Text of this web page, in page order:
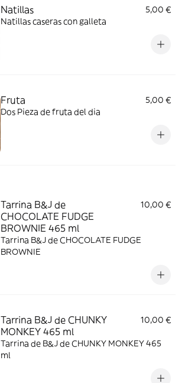
Natillas
5,00 €
Natillas caseras con galleta
Fruta
5,00 €
Dos Pieza de fruta del dia
Tarrina B&J de
CHOCOLATE FUDGE
BROWNIE 465 ml
10,00 €
Tarrina B&J de CHOCOLATE FUDGE
BROWNIE
Tarrina B&J de CHUNKY
MONKEY 465 ml
10,00 €
Tarrina de B&J de CHUNKY MONKEY 465
ml